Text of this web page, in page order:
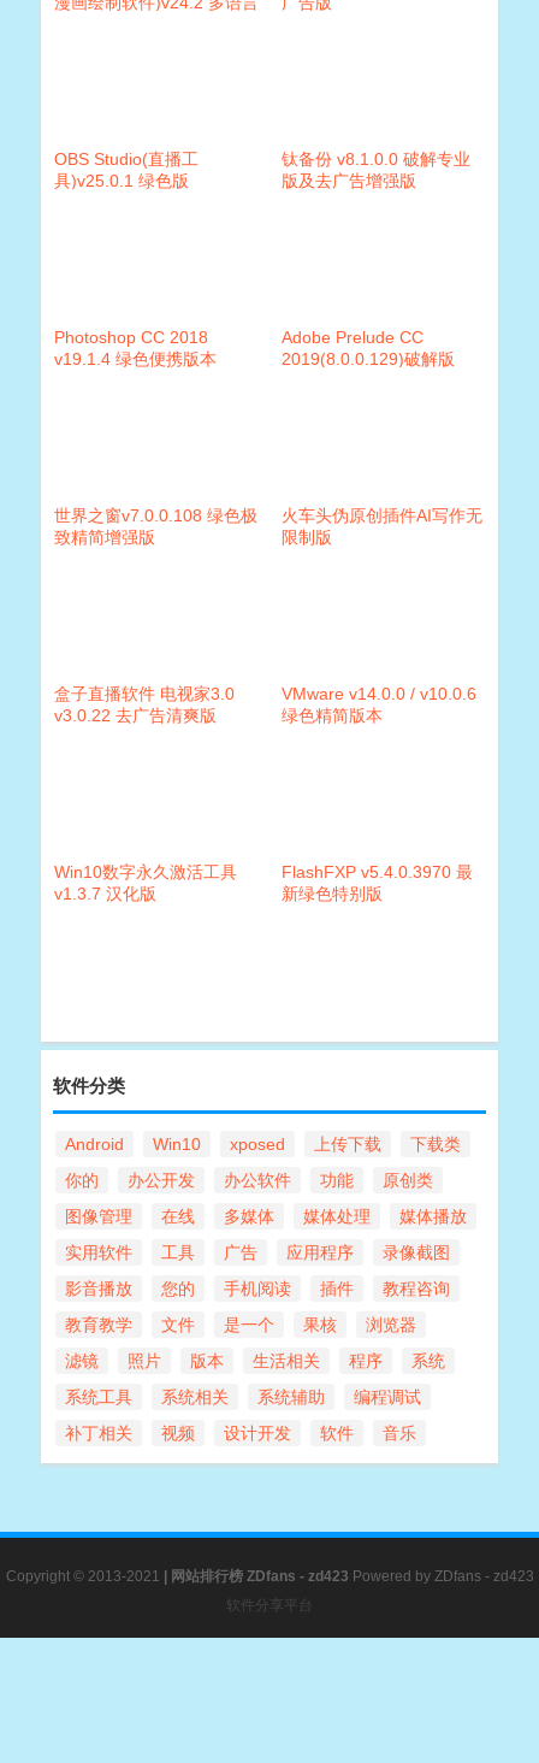
OBS Studio(直播工
具)v25.0.1 绿色版
钛备份 v8.1.0.0 破解专业
版及去广告增强版
Photoshop CC 2018
v19.1.4 绿色便携版本
Adobe Prelude CC
2019(8.0.0.129)破解版
世界之窗v7.0.0.108 绿色极
致精简增强版
火车头伪原创插件AI写作无
限制版
盒子直播软件 电视家3.0
v3.0.22 去广告清爽版
VMware v14.0.0 / v10.0.6
绿色精简版本
Win10数字永久激活工具
v1.3.7 汉化版
FlashFXP v5.4.0.3970 最
新绿色特别版
软件分类
Android Win10 xposed 上传下载
下载类
你的
办公开发 办公软件 功能
原创类
图像管理
在线 多媒体 媒体处理
媒体播放
实用软件
工具 广告 应用程序
录像截图
影音播放
您的 手机阅读 插件
教程咨询
教育教学
文件 是一个 果核
浏览器
滤镜
照片 版本 生活相关 程序
系统
系统工具
系统相关 系统辅助
编程调试
补丁相关
视频 设计开发 软件 音乐
Copyright © 2013-2021 网站排行榜ZDfans - zd423 Powered by ZDfans - zd423
软件分享平台